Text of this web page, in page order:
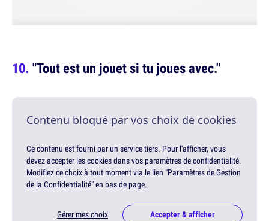
"Tout est un jouet si tu joues avec."
Contenu bloqué par vos choix de cookies
Ce contenu est fourni par un service tiers. Pour l'afficher, vous
devez accepter les cookies dans vos paramètres de confidentialité.
Modifiez ce choix à tout moment via le lien "Paramètres de Gestion
de la Confidentialité" en bas de page.
Gérer mes choix Accepter & afficher